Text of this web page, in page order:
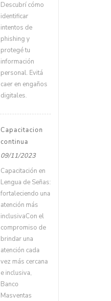
Descubrí cómo
identificar
intentos de
phishing y
protegé tu
información
personal. Evitá
caer en engaños
digitales.
Capacitacion
continua
09/11/2023
Capacitación en
Lengua de Señas:
fortaleciendo una
atención más
inclusivaCon el
compromiso de
brindar una
atención cada
vez más cercana
e inclusiva,
Banco
Masventas